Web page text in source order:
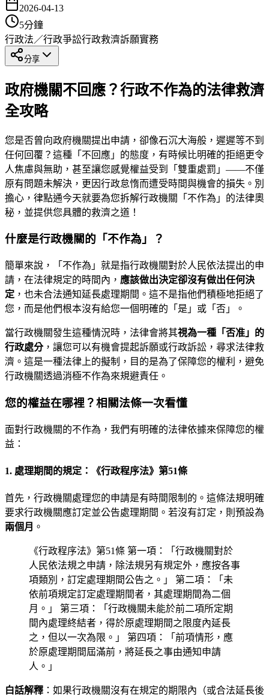
2026-04-13
5分鐘
行政法／行政爭訟行政救濟訴願實務
分享
政府機關不回應？行政不作為的法律救濟
全攻略
您是否曾向政府機關提出申請，卻像石沉大海般，遲遲等不到
任何回覆？這種「不回應」的態度，有時候比明確的拒絕更令
人焦慮與無助，甚至讓您感覺權益受到「雙重處罰」——不僅
原有問題未解決，更因行政怠惰而遭受時間與機會的損失。別
擔心，律點通今天就要為您拆解行政機關「不作為」的法律奧
秘，並提供您具體的救濟之道！
什麼是行政機關的「不作為」？
簡單來說，「不作為」就是指行政機關對於人民依法提出的申
請，在法律規定的時間內， 應該做出決定卻沒有做出任何決
定 ，也未合法通知延長處理期間。這不是指他們積極地拒絕了
您，而是他們根本沒有給您一個明確的「是」或「否」。
當行政機關發生這種情況時，法律會將其視為一種「否准」的
行政處分，讓您可以有機會提起訴願或行政訴訟，尋求法律救
濟。這是一種法律上的擬制，目的是為了保障您的權利，避免
行政機關透過消極不作為來規避責任。
您的權益在哪裡？相關法條一次看懂
面對行政機關的不作為，我們有明確的法律依據來保障您的權
益：
1. 處理期間的規定：《行政程序法》第51條
首先，行政機關處理您的申請是有時間限制的。這條法規明確
要求行政機關應訂定並公告處理期間。若沒有訂定，則預設為
兩個月 。
《行政程序法》第51條 第一項：「行政機關對於
人民依法規之申請，除法規另有規定外，應按各事
項類別，訂定處理期間公告之。」 第二項：「未
依前項規定訂定處理期間者，其處理期間為二個
月。」 第三項：「行政機關未能於前二項所定期
間內處理終結者，得於原處理期間之限度內延長
之，但以一次為限。」 第四項：「前項情形，應
於原處理期間屆滿前，將延長之事由通知申請
人。」
白話解釋 ：如果行政機關沒有在規定的期限內（或合法延長後